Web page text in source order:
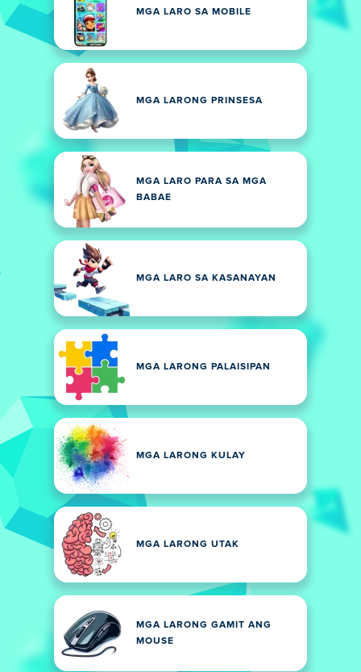
MGA LARO SA MOBILE
MGA LARONG PRINSESA
MGA LARO PARA SA MGA
BABAE
MGA LARO SA KASANAYAN
MGA LARONG PALAISIPAN
MGA LARONG KULAY
MGA LARONG UTAK
MGA LARONG GAMIT ANG
MOUSE